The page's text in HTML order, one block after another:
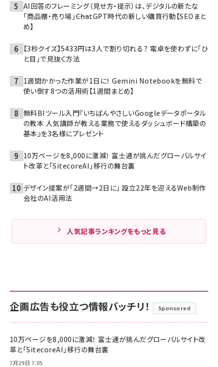
AI回答のフレーミング（見せ方・提示）は、デジタルの新たな
「商品棚・売り場」――ChatGPT時代の新しい購買行動【SEOまと
め】
【3秒クイズ】5433円は3人で割り切れる？ 電卓を使わずに「ひ
と目」で見抜く方法
1週間かかった作業が1日に！ Gemini Notebookを無料で
使い倒す8つの活用術【1週間まとめ】
無料BIツール入門『いちばんやさしいGoogleデータポータル
の教本 人気講師が教える業務で使えるダッシュボード構築の
基本』を3名様にプレゼント
10万ページを8,000に激減！ 富士通が挑んだグローバルサイ
ト改革と「SitecoreAI」移行の舞台裏
デザイン提案が「2週間→2日に」 設立22年を迎えるWeb制作
会社のAI活用法
人気記事ランキングをもっと見る
企画広告も役立つ情報バッチリ！ Sponsored
10万ページを8,000に激減！ 富士通が挑んだグローバルサイト改
革と「SitecoreAI」移行の舞台裏
7月29日 7:05